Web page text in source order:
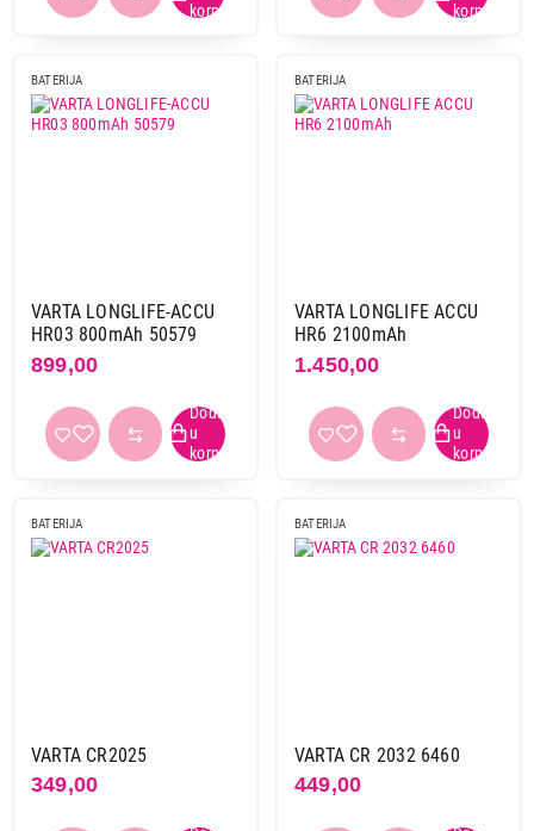
BATERIJA
VARTA LONGLIFE-ACCU
HR03 800mAh 50579
899,00
BATERIJA
VARTA LONGLIFE ACCU
HR6 2100mAh
1.450,00
BATERIJA
VARTA CR2025
349,00
BATERIJA
VARTA CR 2032 6460
449,00